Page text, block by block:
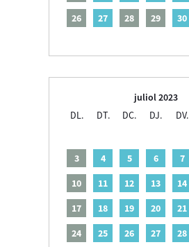
26
27 28 29 30
juliol 2023
DL.
DT. DC. DJ. DV.
3
4 5 6 7
10
11 12 13 14
17
18 19 20 21
24
25 26 27 28